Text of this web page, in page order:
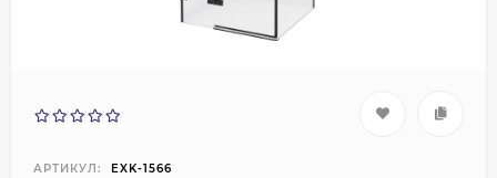
АРТИКУЛ: EXK-1566